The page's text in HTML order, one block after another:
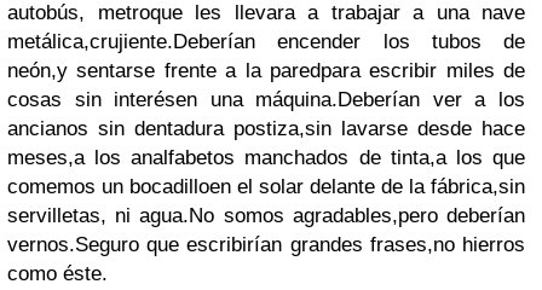
autobús, metroque les llevara a trabajar a una nave
metálica,crujiente.Deberían encender los tubos de
neón,y sentarse frente a la paredpara escribir miles de
cosas sin interésen una máquina.Deberían ver a los
ancianos sin dentadura postiza,sin lavarse desde hace
meses,a los analfabetos manchados de tinta,a los que
comemos un bocadilloen el solar delante de la fábrica,sin
servilletas, ni agua.No somos agradables,pero deberían
vernos.Seguro que escribirían grandes frases,no hierros
como éste.